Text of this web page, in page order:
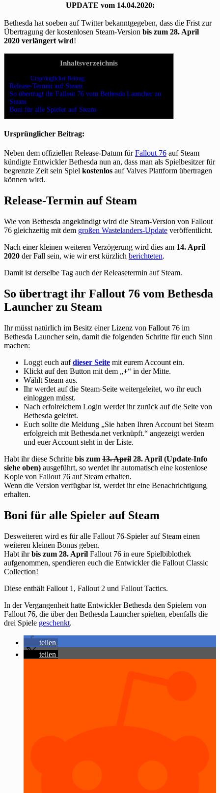
UPDATE vom 14.04.2020:
Bethesda hat soeben auf Twitter bekanntgegeben, dass die Frist zur
Übertragung der kostenlosen Steam-Version bis zum 28. April
2020 verlängert wird!
Inhaltsverzeichnis
Ursprünglicher Beitrag:
Release-Termin auf Steam
So übertragt ihr Fallout 76 vom Bethesda Launcher zu
Steam
Boni für alle Spieler auf Steam
Ursprünglicher Beitrag:
Neben dem offiziellen Release-Datum fürFallout 76 auf Steam
kündigte Entwickler Bethesda nun an, dass man als Spielbesitzer für
begrenzte Zeit sein Spiel kostenlos auf Valves Plattform übertragen
können wird.
Release-Termin auf Steam
Wie von Bethesda angekündigt wird die Steam-Version von Fallout
76 gleichzeitig mit dem großen Wastelanders-Update veröffentlicht.
Nach einer kleinen weiteren Verzögerung wird dies am 14. April
2020 der Fall sein, wie wir erst kürzlich berichteten.
Damit ist derselbe Tag auch der Releasetermin auf Steam.
So übertragt ihr Fallout 76 vom Bethesda
Launcher zu Steam
Ihr müsst natürlich im Besitz einer Lizenz von Fallout 76 im
Bethesda Launcher sein, damit die folgenden Schritte für euch Sinn
machen:
Loggt euch aufdieser Seite mit eurem Account ein.
Klickt auf den Button mit dem „+“ in der Mitte.
Wählt Steam aus.
Ihr werdet auf die Steam-Seite weitergeleitet, wo ihr euch
einloggen müsst.
Nach erfolreichem Login werdet ihr zurück auf die Seite von
Bethesda geleitet.
Euch sollte die Meldung „Sie haben Ihren Account bei Steam
erfolgreich mit Bethesda.net verknüpft.“ angezeigt werden
und euer Account steht in der Liste.
Habt ihr diese Schritte bis zum 13. April 28. April (Update-Info
siehe oben) ausgeführt, so werdet ihr automatisch eine kostenlose
Kopie von Fallout 76 auf Steam erhalten.
Wenn die Version verfügbar ist, werdet ihr eine Benachrichtigung
erhalten.
Boni für alle Spieler auf Steam
Desweiteren wird es für alle Fallout 76-Spieler auf Steam einen
weiteren kleinen Bonus geben.
Habt ihrbis zum 28. April Fallout 76 in eure Spielbiblothek
aufgenommen, spendieren euch die Entwickler die Fallout Classic
Collection!
Diese enthält Fallout 1, Fallout 2 und Fallout Tactics.
In der Vergangenheit hatte Entwickler Bethesda den Spielern von
Fallout 76, die über den Bethesda Launcher spielten, ebenfalls die
drei Spiele geschenkt.
teilen
teilen